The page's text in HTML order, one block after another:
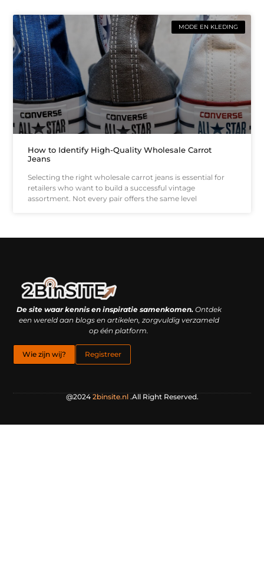
MODE EN KLEDING
How to Identify High-Quality Wholesale Carrot
Jeans
Selecting the right wholesale carrot jeans is essential for
retailers who want to build a successful vintage
assortment. Not every pair offers the same level
De site waar kennis en inspiratie samenkomen.Ontdek
een wereld aan blogs en artikelen, zorgvuldig verzameld
op één platform.
Wie zijn wij? Registreer
@2024 2binsite.nl.All Right Reserved.